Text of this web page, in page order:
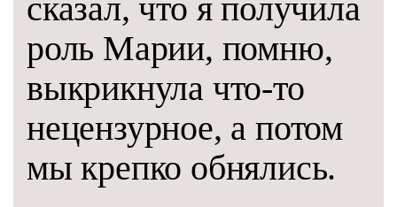
сказал, что я получила
роль Марии, помню,
выкрикнула что-то
нецензурное, а потом
мы крепко обнялись.